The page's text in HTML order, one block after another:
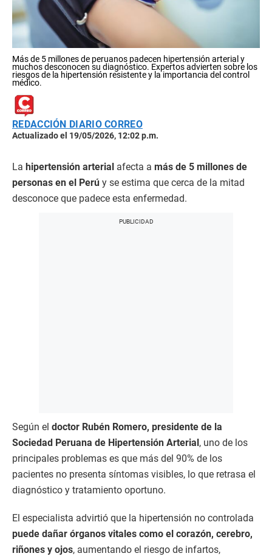
Más de 5 millones de peruanos padecen hipertensión arterial y
muchos desconocen su diagnóstico. Expertos advierten sobre los
riesgos de la hipertensión resistente y la importancia del control
médico.
REDACCIÓN DIARIO CORREO
Actualizado el 19/05/2026, 12:02 p.m.
La hipertensión arterial afecta a más de 5 millones de
personas en el Perú y se estima que cerca de la mitad
desconoce que padece esta enfermedad.
Según el doctor Rubén Romero, presidente de la
Sociedad Peruana de Hipertensión Arterial , uno de los
principales problemas es que más del 90% de los
pacientes no presenta síntomas visibles, lo que retrasa el
diagnóstico y tratamiento oportuno.
El especialista advirtió que la hipertensión no controlada
puede dañar órganos vitales como el corazón, cerebro,
riñones y ojos, aumentando el riesgo de infartos,